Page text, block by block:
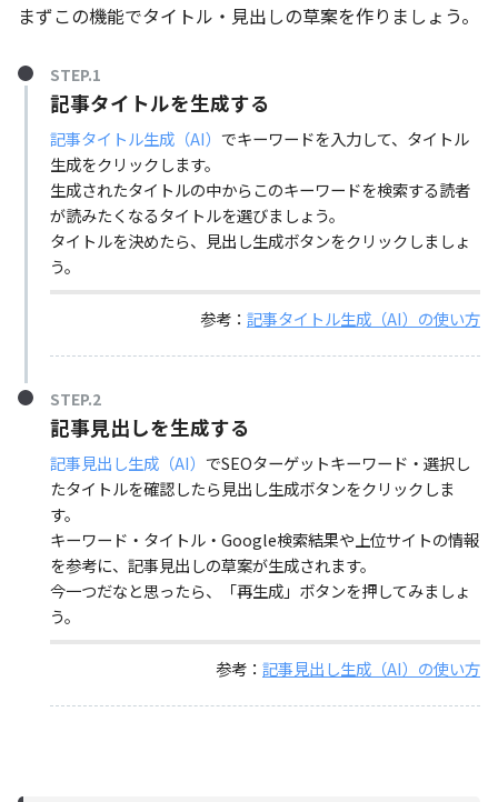
まずこの機能でタイトル・見出しの草案を作りましょう。
STEP.1
記事タイトルを生成する
記事タイトル生成（AI） でキーワードを入力して、タイトル
生成をクリックします。
生成されたタイトルの中からこのキーワードを検索する読者
が読みたくなるタイトルを選びましょう。
タイトルを決めたら、見出し生成ボタンをクリックしましょ
う。
参考： 記事タイトル生成（AI）の使い方
STEP.2
記事見出しを生成する
記事見出し生成（AI） でSEOターゲットキーワード・選択し
たタイトルを確認したら見出し生成ボタンをクリックしま
す。
キーワード・タイトル・Google検索結果や上位サイトの情報
を参考に、記事見出しの草案が生成されます。
今一つだなと思ったら、「再生成」ボタンを押してみましょ
う。
参考： 記事見出し生成（AI）の使い方